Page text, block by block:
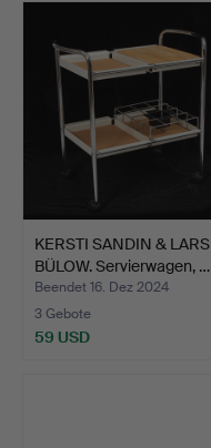
KERSTI SANDIN & LARS
BÜLOW. Servierwagen, …
Beendet 16. Dez 2024
3 Gebote
59 USD